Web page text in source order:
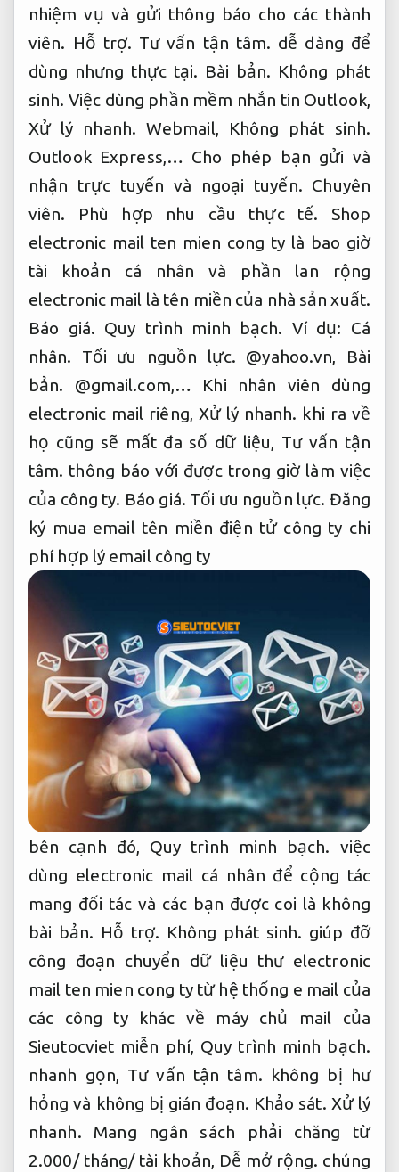
nhiệm vụ và gửi thông báo cho các thành
viên. Hỗ trợ. Tư vấn tận tâm. dễ dàng để
dùng nhưng thực tại. Bài bản. Không phát
sinh. Việc dùng phần mềm nhắn tin Outlook,
Xử lý nhanh. Webmail,
Không phát sinh.
Outlook Express,… Cho phép bạn gửi và
nhận trực tuyến và ngoại tuyến. Chuyên
viên.
Phù hợp nhu cầu thực tế. Shop
electronic mail ten mien cong ty là bao giờ
tài khoản cá nhân và phần lan rộng
electronic mail là tên miền của nhà sản xuất.
Báo giá. Quy trình minh bạch. Ví dụ: Cá
nhân.
Tối ưu nguồn lực. @yahoo.vn,
Bài
bản. @gmail.com,… Khi nhân viên dùng
electronic mail riêng, Xử lý nhanh. khi ra về
họ cũng sẽ mất đa số dữ liệu, Tư vấn tận
tâm. thông báo với được trong giờ làm việc
của công ty. Báo giá. Tối ưu nguồn lực. Đăng
ký mua email tên miền điện tử công ty chi
phí hợp lý email công ty
bên cạnh đó, Quy trình minh bạch. việc
dùng electronic mail cá nhân để cộng tác
mang đối tác và các bạn được coi là không
bài bản. Hỗ trợ. Không phát sinh. giúp đỡ
công đoạn chuyển dữ liệu thư electronic
mail ten mien cong ty từ hệ thống e mail của
các công ty khác về máy chủ mail của
Sieutocviet miễn phí, Quy trình minh bạch.
nhanh gọn, Tư vấn tận tâm. không bị hư
hỏng và không bị gián đoạn. Khảo sát. Xử lý
nhanh. Mang ngân sách phải chăng từ
2.000/ tháng/ tài khoản, Dễ mở rộng. chúng